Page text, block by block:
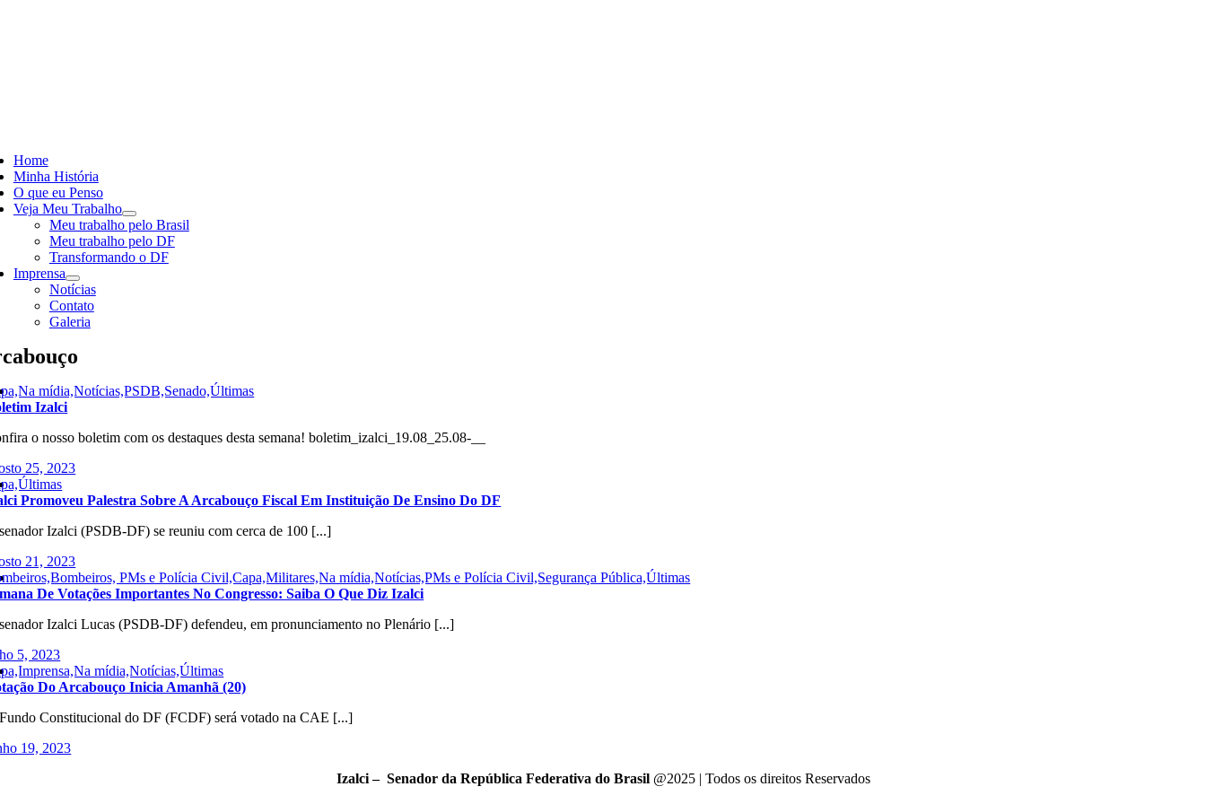
Home
Minha História
O que eu Penso
Veja Meu Trabalho
Meu trabalho pelo Brasil
Meu trabalho pelo DF
Transformando o DF
Imprensa
Notícias
Contato
Galeria
mídia,Notícias,PSDB,Senado,Últimas
Izalci
o nosso boletim com os destaques desta semana! boletim_izalci_19.08_25.08-__
25, 2023
Promoveu Palestra Sobre A Arcabouço Fiscal Em Instituição De Ensino Do DF
Izalci (PSDB-DF) se reuniu com cerca de 100 [...]
21, 2023
PMs e Polícia Civil,Capa,Militares,Na mídia,Notícias,PMs e Polícia Civil,Segurança Pública,Últimas
De Votações Importantes No Congresso: Saiba O Que Diz Izalci
Izalci Lucas (PSDB-DF) defendeu, em pronunciamento no Plenário [...]
5, 2023
mídia,Notícias,Últimas
Do Arcabouço Inicia Amanhã (20)
Constitucional do DF (FCDF) será votado na CAE [...]
19, 2023
Izalci – Senador da República Federativa do Brasil@2025 | Todos os direitos Reservados